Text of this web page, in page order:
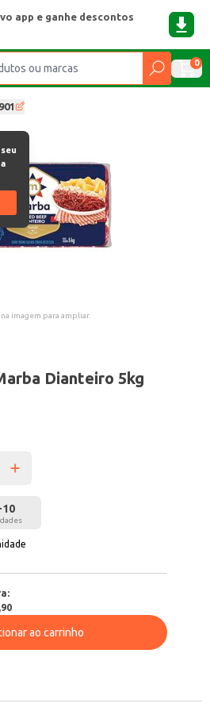
app e ganhe descontos
0
imagem para ampliar.
Dianteiro 5kg
10
ao carrinho